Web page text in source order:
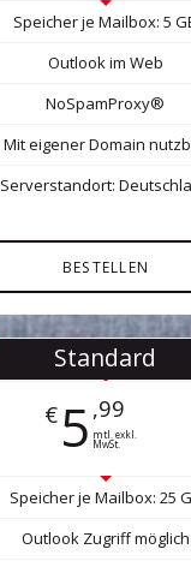
Speicher je Mailbox: 5
Outlook im Web
NoSpamProxy®
Mit eigener Domain
Serverstandort:
BESTELLEN
Standard
€
5 ,99
mtl. exkl.
MwSt.
Speicher je Mailbox: 25
Outlook Zugriff möglich